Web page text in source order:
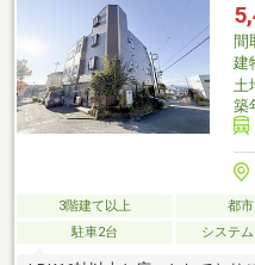
間
建
土
築
3階建て以上 都
駐車2台
システ